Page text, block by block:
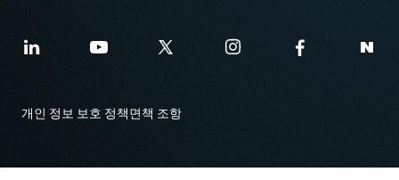
개인 정보 보호 정책면책 조항